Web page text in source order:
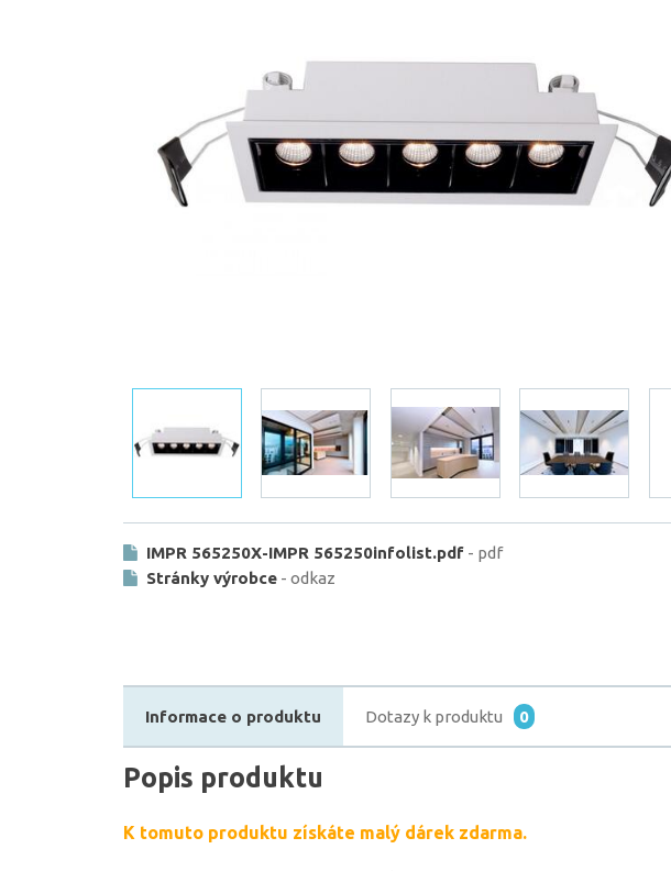
IMPR 565250X-IMPR 565250infolist.pdf - pdf
Stránky výrobce - odkaz
Informace o produktu Dotazy k produktu 0
Popis produktu
K tomuto produktu získáte malý dárek zdarma.